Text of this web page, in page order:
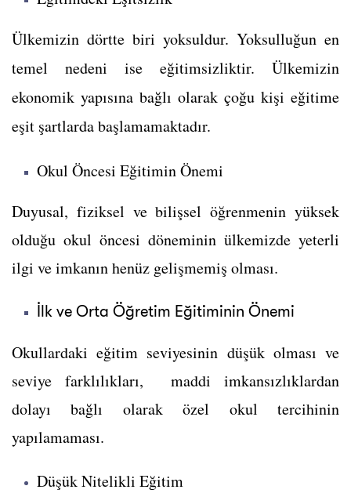
Ülkemizin dörtte biri yoksuldur. Yoksulluğun en
temel nedeni ise eğitimsizliktir. Ülkemizin
ekonomik yapısına bağlı olarak çoğu kişi eğitime
eşit şartlarda başlamamaktadır.
Okul Öncesi Eğitimin Önemi
Duyusal, fiziksel ve bilişsel öğrenmenin yüksek
olduğu okul öncesi döneminin ülkemizde yeterli
ilgi ve imkanın henüz gelişmemiş olması.
İlk ve Orta Öğretim Eğitiminin Önemi
Okullardaki eğitim seviyesinin düşük olması ve
seviye farklılıkları, maddi imkansızlıklardan
dolayı bağlı olarak özel okul tercihinin
yapılamaması.
Düşük Nitelikli Eğitim